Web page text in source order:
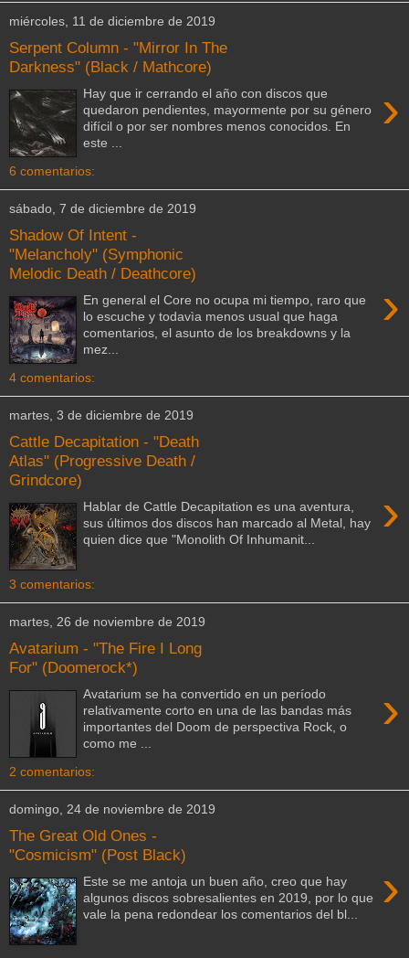
miércoles, 11 de diciembre de 2019
Serpent Column - "Mirror In The
Darkness" (Black / Mathcore)
›
Hay que ir cerrando el año con discos que
quedaron pendientes, mayormente por su género
difícil o por ser nombres menos conocidos. En
este ...
6 comentarios:
sábado, 7 de diciembre de 2019
Shadow Of Intent -
"Melancholy" (Symphonic
Melodic Death / Deathcore)
›
En general el Core no ocupa mi tiempo, raro que
lo escuche y todavìa menos usual que haga
comentarios, el asunto de los breakdowns y la
mez...
4 comentarios:
martes, 3 de diciembre de 2019
Cattle Decapitation - "Death
Atlas" (Progressive Death /
Grindcore)
›
Hablar de Cattle Decapitation es una aventura,
sus últimos dos discos han marcado al Metal, hay
quien dice que "Monolith Of Inhumanit...
3 comentarios:
martes, 26 de noviembre de 2019
Avatarium - "The Fire I Long
For" (Doomerock*)
›
Avatarium se ha convertido en un período
relativamente corto en una de las bandas más
importantes del Doom de perspectiva Rock, o
como me ...
2 comentarios:
domingo, 24 de noviembre de 2019
The Great Old Ones -
"Cosmicism" (Post Black)
›
Este se me antoja un buen año, creo que hay
algunos discos sobresalientes en 2019, por lo que
vale la pena redondear los comentarios del bl...